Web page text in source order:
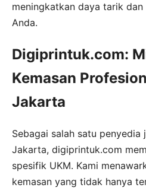
meningkatkan daya tarik
Anda.
Digiprintuk.com:
Kemasan
Jakarta
Sebagai salah satu penyedia
Jakarta, digiprintuk.com
spesifik UKM. Kami
kemasan yang tidak hanya